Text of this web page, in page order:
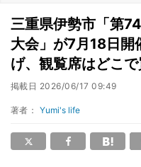
三重県伊勢市「第
大会」が7月18日
げ、観覧席はどこ
掲載日 2026/06/17 09:49
著者： Yumi's life